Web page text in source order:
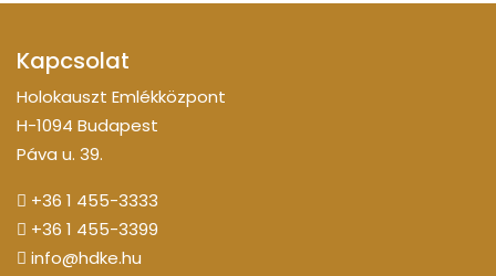
Kapcsolat
Holokauszt Emlékközpont
H-1094 Budapest
Páva u. 39.
+36 1 455-3333
+36 1 455-3399
info@hdke.hu